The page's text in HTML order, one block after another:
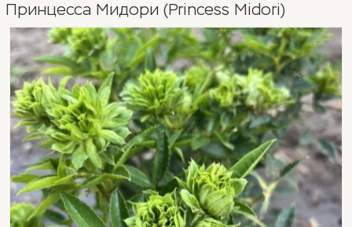
Принцесса Мидори (Princess Midori)